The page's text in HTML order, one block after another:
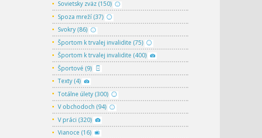
Sovietsky zväz (150)
Spoza mreží (37)
Svokry (86)
Športom k trvalej invalidite (75)
Športom k trvalej invalidite (400)
Športové (9)
Texty (4)
Totálne úlety (300)
V obchodoch (94)
V práci (320)
Vianoce (16)